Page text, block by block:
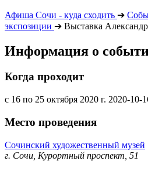
Афиша Сочи - куда сходить ➔
экспозиции ➔ Выставка
Информация о
Когда проходит
с 16 по 25 октября 2020 г. 2020-10-
Место проведения
Сочинский художественный музей
г. Сочи, Курортный проспект, 51